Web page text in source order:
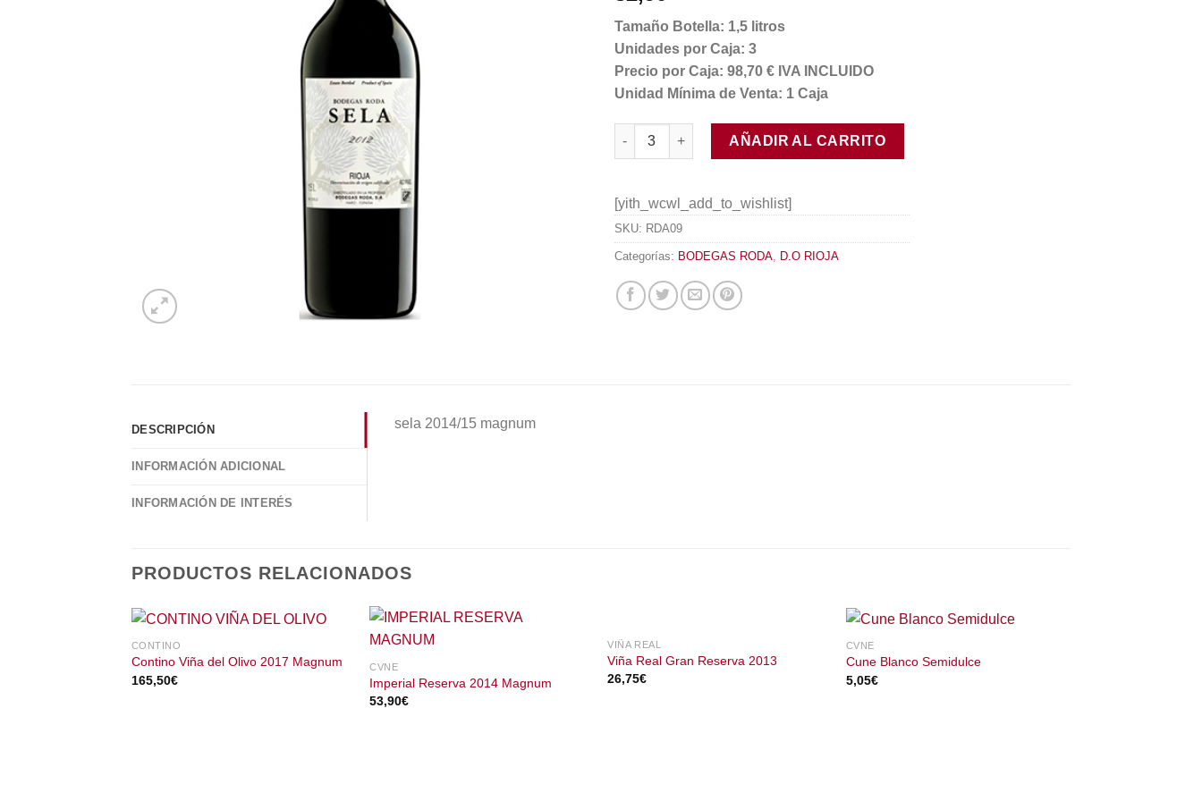
Tamaño Botella: 1,5 litros
Unidades por Caja: 3
Precio por Caja: 98,70 € IVA INCLUIDO
Unidad Mínima de Venta: 1 Caja
Sela 2014/15 Magnum cantidad
AÑADIR AL CARRITO
[yith_wcwl_add_to_wishlist]
SKU: RDA09
Categorías: BODEGAS RODA D.O RIOJA
DESCRIPCIÓN
INFORMACIÓN ADICIONAL
INFORMACIÓN DE INTERÉS
sela 2014/15 magnum
PRODUCTOS RELACIONADOS
CONTINO
Contino Viña del Olivo 2017 Magnum
165,50€
CVNE
Imperial Reserva 2014 Magnum
53,90€
VIÑA REAL
Viña Real Gran Reserva 2013
26,75€
CVNE
Cune Blanco Semidulce
5,05€